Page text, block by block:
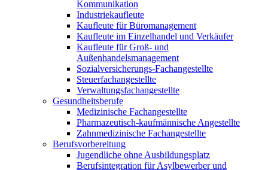
Kommunikation
Industriekaufleute
Kaufleute für Büromanagement
Kaufleute im Einzelhandel und Verkäufer
Kaufleute für Groß- und
Außenhandelsmanagement
Sozialversicherungs-Fachangestellte
Steuerfachangestellte
Verwaltungsfachangestellte
Gesundheitsberufe
Medizinische Fachangestellte
Pharmazeutisch-kaufmännische Angestellte
Zahnmedizinische Fachangestellte
Berufsvorbereitung
Jugendliche ohne Ausbildungsplatz
Berufsintegration für Asylbewerber und